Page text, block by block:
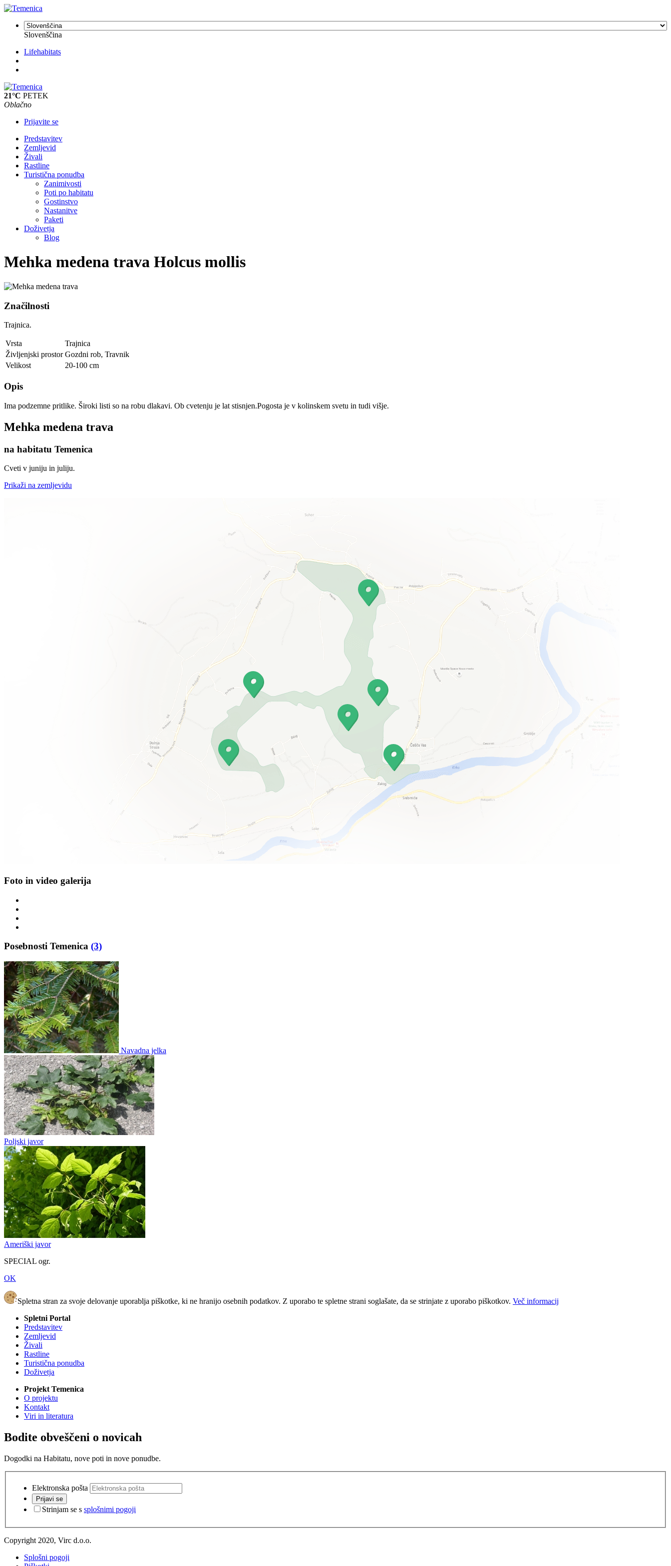
Slovenščina
Lifehabitats
21°C PETEK
Oblačno
Prijavite se
Predstavitev
Zemljevid
Živali
Rastline
Turistična ponudba
Zanimivosti
Poti po habitatu
Gostinstvo
Nastanitve
Paketi
Doživetja
Blog
Mehka medena trava Holcus mollis
Značilnosti
Trajnica.
Vrsta
Trajnica
Življenjski prostor Gozdni rob, Travnik
Velikost
20-100 cm
Opis
Ima podzemne pritlike. Široki listi so na robu dlakavi. Ob cvetenju je lat stisnjen.Pogosta je v kolinskem svetu in tudi višje.
Mehka medena trava
na habitatu Temenica
Cveti v juniju in juliju.
Prikaži na zemljevidu
Foto in video galerija
Posebnosti Temenica (3)
Navadna jelka
Poljski javor
Ameriški javor
SPECIAL ogr.
OK
Spletna stran za svoje delovanje uporablja piškotke, ki ne hranijo osebnih podatkov. Z uporabo te spletne strani soglašate, da se strinjate z uporabo piškotkov. Več informacij
Spletni Portal
Predstavitev
Zemljevid
Živali
Rastline
Turistična ponudba
Doživetja
Projekt Temenica
O projektu
Kontakt
Viri in literatura
Bodite obveščeni o novicah
Dogodki na Habitatu, nove poti in nove ponudbe.
Elektronska pošta
Prijavi se
Strinjam se s splošnimi pogoji
Copyright 2020, Virc d.o.o.
Splošni pogoji